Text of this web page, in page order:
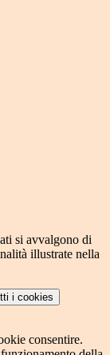
si avvalgono di
illustrate nella
i cookies
consentire.